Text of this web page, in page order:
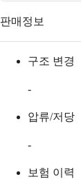
판매정보
구조 변경
-
압류/저당
-
보험 이력